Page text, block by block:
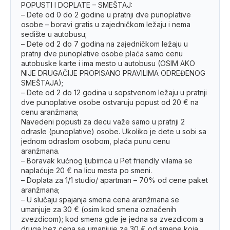
POPUSTI I DOPLATE – SMEŠTAJ:
– Dete od 0 do 2 godine u pratnji dve punoplative
osobe – boravi gratis u zajedničkom ležaju i nema
sedište u autobusu;
– Dete od 2 do 7 godina na zajedničkom ležaju u
pratnji dve punoplative osobe plaća samo cenu
autobuske karte i ima mesto u autobusu (OSIM AKO
NIJE DRUGAČIJE PROPISANO PRAVILIMA ODREĐENOG
SMEŠTAJA);
– Dete od 2 do 12 godina u sopstvenom ležaju u pratnji
dve punoplative osobe ostvaruju popust od 20 € na
cenu aranžmana;
Navedeni popusti za decu važe samo u pratnji 2
odrasle (punoplative) osobe. Ukoliko je dete u sobi sa
jednom odraslom osobom, plaća punu cenu
aranžmana.
– Boravak kućnog ljubimca u Pet friendly vilama se
naplaćuje 20 € na licu mesta po smeni.
– Doplata za 1/1 studio/ apartman – 70% od cene paket
aranžmana;
– U slučaju spajanja smena cena aranžmana se
umanjuje za 30 € (osim kod smena označenih
zvezdicom); kod smena gde je jedna sa zvezdicom a